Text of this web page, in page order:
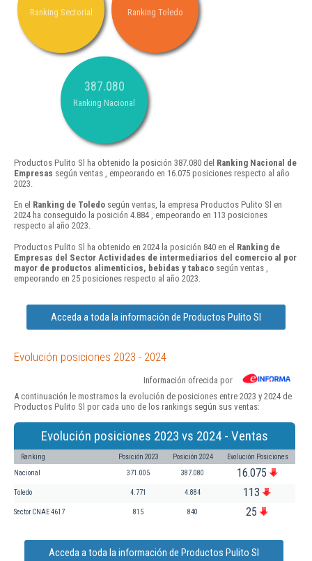
Ranking Sectorial Ranking Toledo
387.080
Ranking Nacional
Productos Pulito Sl ha obtenido la posición 387.080 del Ranking Nacional de
Empresas según ventas , empeorando en 16.075 posiciones respecto al año
2023.
En el Ranking de Toledo según ventas, la empresa Productos Pulito Sl en
2024 ha conseguido la posición 4.884 , empeorando en 113 posiciones
respecto al año 2023.
Productos Pulito Sl ha obtenido en 2024 la posición 840 en el Ranking de
Empresas del Sector Actividades de intermediarios del comercio al por
mayor de productos alimenticios, bebidas y tabaco según ventas ,
empeorando en 25 posiciones respecto al año 2023.
Acceda a toda la información de Productos Pulito Sl
Evolución posiciones 2023 - 2024
Información ofrecida por
A continuación le mostramos la evolución de posiciones entre 2023 y 2024 de
Productos Pulito Sl por cada uno de los rankings según sus ventas:
Evolución posiciones 2023 vs 2024 - Ventas
Ranking Posición 2023 Posición 2024 Evolución Posiciones
Nacional 371.005 387.080 16.075
Toledo 4.771 4.884 113
Sector CNAE 4617 815 840 25
Acceda a toda la información de Productos Pulito Sl